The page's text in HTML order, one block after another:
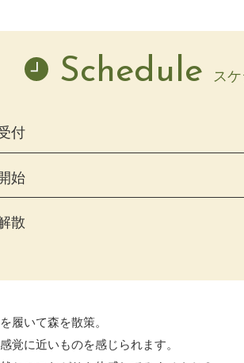
Schedule ス
付
始
散
履いて森を散策。
覚に近いものを感じられます。